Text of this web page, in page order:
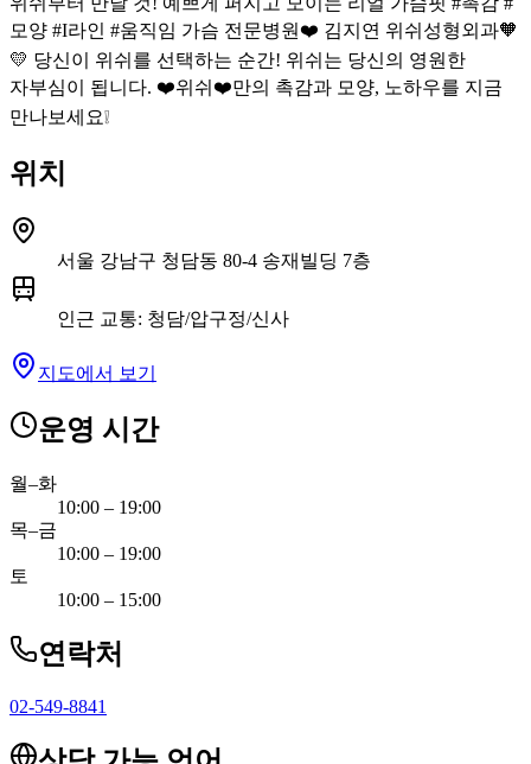
모양 #I라인 #움직임 가슴 전문병원❤️ 김지연 위쉬성형외과🧡
💛 당신이 위쉬를 선택하는 순간! 위쉬는 당신의 영원한
자부심이 됩니다. ❤️위쉬❤️만의 촉감과 모양, 노하우를 지금
만나보세요❕
위치
서울 강남구 청담동 80-4 송재빌딩 7층
인근 교통: 청담/압구정/신사
지도에서 보기
운영 시간
월–화
10:00 – 19:00
목–금
10:00 – 19:00
토
10:00 – 15:00
연락처
02-549-8841